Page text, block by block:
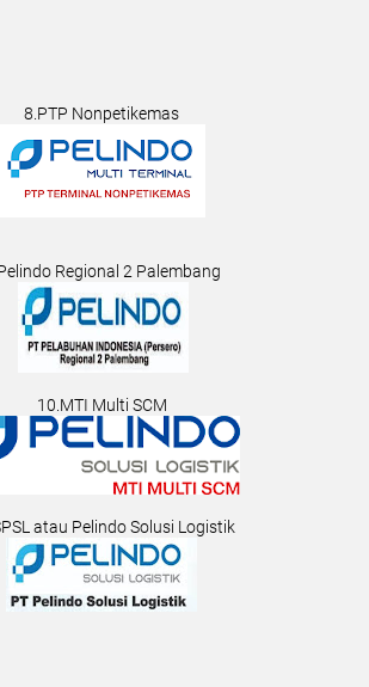
8.PTP Nonpetikemas
Regional 2 Palembang
10.MTI Multi SCM
atau Pelindo Solusi Logistik